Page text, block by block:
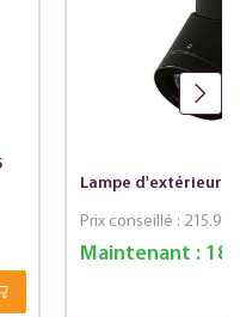
Lampe d'extérieur
Maintenant :
Prix conseillé : 215.99 €